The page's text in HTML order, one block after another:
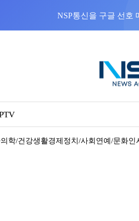
“우리는 독자가 구독할
의학/건강생활경제 정치/사회 연예/문화인